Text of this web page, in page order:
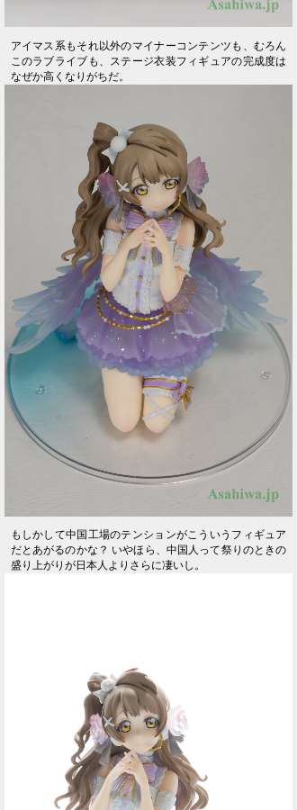
アイマス系もそれ以外のマイナーコンテンツも、むろん
このラブライブも、ステージ衣装フィギュアの完成度は
なぜか高くなりがちだ。
もしかして中国工場のテンションがこういうフィギュア
だとあがるのかな？ いやほら、中国人って祭りのときの
盛り上がりが日本人よりさらに凄いし。